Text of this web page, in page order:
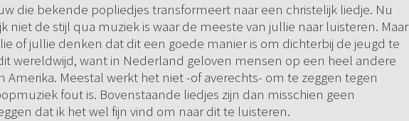
die bekende popliedjes transformeert naar een christelijk liedje. Nu
niet de stijl qua muziek is waar de meeste van jullie naar luisteren. Maar
of jullie denken dat dit een goede manier is om dichterbij de jeugd te
wereldwijd, want in Nederland geloven mensen op een heel andere
Amerika. Meestal werkt het niet -of averechts- om te zeggen tegen
fout is. Bovenstaande liedjes zijn dan misschien geen
dat ik het wel fijn vind om naar dit te luisteren.